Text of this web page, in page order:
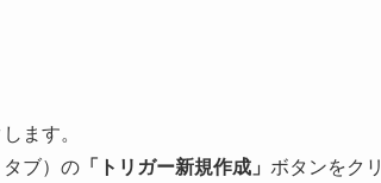
ます。
ブ）の 「トリガー新規作成」 ボタンをクリ